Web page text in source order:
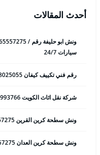
أحدث المقالات
سيارات 24/7
رقم فني تكييف كيفان 98025055 فني تكييف مركزي 24 ساعة
شركة نقل اثاث الكويت 50993766 هاف لوري وانيت نقل عفش
ونش سطحة كرين القرين 65557275 ونش سحب وانقاذ سيارات
ونش سطحة كرين العدان 65557275 ونش سحب وانقاذ سيارات